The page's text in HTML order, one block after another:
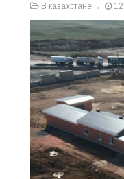
В казахстане